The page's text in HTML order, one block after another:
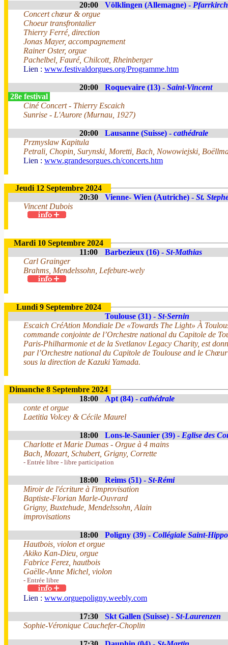
20:00 Völklingen (Allemagne) -
Concert chœur & orgue
Choeur transfrontalier
Thierry Ferré, direction
Jonas Mayer, accompagnement
Rainer Oster, orgue
Pachelbel, Fauré, Chilcott, Rheinberger
Lien : www.festivaldorgues.org/Programme.htm
20:00 Roquevaire (13) - Saint-Vincent
28e festival
Ciné Concert - Thierry Escaich
Sunrise - L'Aurore (Murnau, 1927)
20:00 Lausanne (Suisse) - cathédrale
Przmyslaw Kapitula
Petrali, Chopin, Surynski, Moretti, Bach, Nowowiejski,
Lien : www.grandesorgues.ch/concerts.htm
Jeudi 12 Septembre 2024
20:30
Vienne- Wien (Autriche) - St.
Vincent Dubois
Mardi 10 Septembre 2024
11:00
Barbezieux (16) - St-Mathias
Carl Grainger
Brahms, Mendelssohn, Lefebure-wely
Lundi 9 Septembre 2024
Toulouse (31) - St-Sernin
Escaich CréAtion Mondiale De «Towards The Light» À
commande conjointe de l’Orchestre national du Capitole de
Paris-Philharmonie et de la Svetlanov Legacy Charity, est
par l’Orchestre national du Capitole de Toulouse and le
sous la direction de Kazuki Yamada.
Dimanche 8 Septembre 2024
18:00
Apt (84) - cathédrale
conte et orgue
Laetitia Volcey & Cécile Maurel
18:00 Lons-le-Saunier (39) - Eglise des
Charlotte et Marie Dumas - Orgue à 4 mains
Bach, Mozart, Schubert, Grigny, Corrette
- Entrée libre - libre participation
18:00 Reims (51) - St-Rémi
Miroir de l'écriture à l'improvisation
Baptiste-Florian Marle-Ouvrard
Grigny, Buxtehude, Mendelssohn, Alain
improvisations
18:00 Poligny (39) - Collégiale Saint-
Hautbois, violon et orgue
Akiko Kan-Dieu, orgue
Fabrice Ferez, hautbois
Gaëlle-Anne Michel, violon
- Entrée libre
Lien : www.orguepoligny.weebly.com
17:30 Skt Gallen (Suisse) - St-Laurenzen
Sophie-Véronique Cauchefer-Choplin